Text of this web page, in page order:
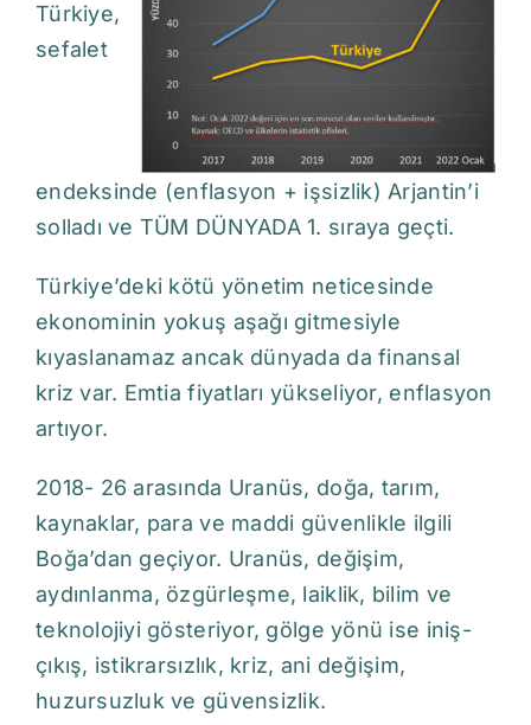
Türkiye,
sefalet
endeksinde (enflasyon + işsizlik) Arjantin’i
solladı ve TÜM DÜNYADA 1. sıraya geçti.
Türkiye’deki kötü yönetim neticesinde
ekonominin yokuş aşağı gitmesiyle
kıyaslanamaz ancak dünyada da finansal
kriz var. Emtia fiyatları yükseliyor, enflasyon
artıyor.
2018- 26 arasında Uranüs, doğa, tarım,
kaynaklar, para ve maddi güvenlikle ilgili
Boğa’dan geçiyor. Uranüs, değişim,
aydınlanma, özgürleşme, laiklik, bilim ve
teknolojiyi gösteriyor, gölge yönü ise iniş-
çıkış, istikrarsızlık, kriz, ani değişim,
huzursuzluk ve güvensizlik.